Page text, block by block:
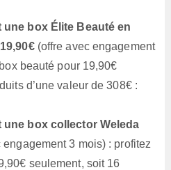
une box Élite Beauté en
(offre avec engagement
beauté pour 19,90€
d’une valeur de 308€ :
une box collector Weleda
3 mois) : profitez
seulement, soit 16